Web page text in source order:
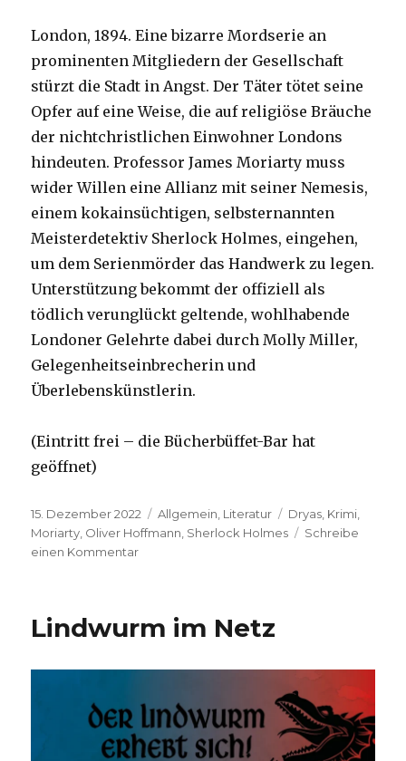
London, 1894. Eine bizarre Mordserie an
prominenten Mitgliedern der Gesellschaft
stürzt die Stadt in Angst. Der Täter tötet seine
Opfer auf eine Weise, die auf religiöse Bräuche
der nichtchristlichen Einwohner Londons
hindeuten. Professor James Moriarty muss
wider Willen eine Allianz mit seiner Nemesis,
einem kokainsüchtigen, selbsternannten
Meisterdetektiv Sherlock Holmes, eingehen,
um dem Serienmörder das Handwerk zu legen.
Unterstützung bekommt der offiziell als
tödlich verunglückt geltende, wohlhabende
Londoner Gelehrte dabei durch Molly Miller,
Gelegenheitseinbrecherin und
Überlebenskünstlerin.
(Eintritt frei – die Bücherbüffet-Bar hat
geöffnet)
Veröffentlicht
am
15. Dezember 2022 Kategorien
Allgemein, Literatur Schlagwörter
Dryas, Krimi,
Moriarty, Oliver Hoffmann, Sherlock Holmes
Schreibe
einen Kommentarzu
lesen!
Lindwurm im Netz